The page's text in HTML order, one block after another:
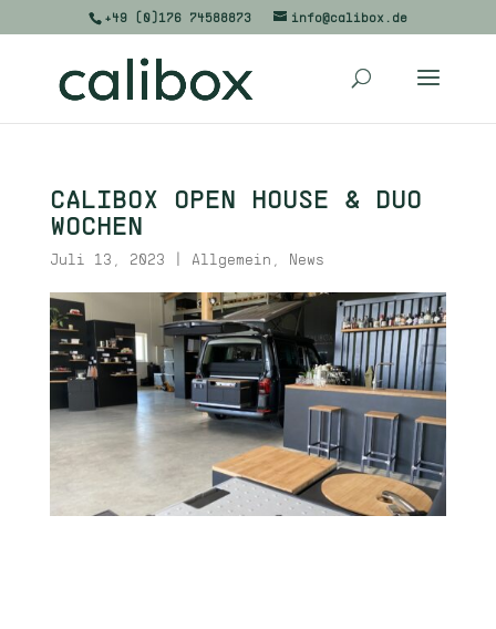
+49 (0)176 74588873 info@calibox.de
CALIBOX OPEN HOUSE & DUO
WOCHEN
Juli 13, 2023 | Allgemein News